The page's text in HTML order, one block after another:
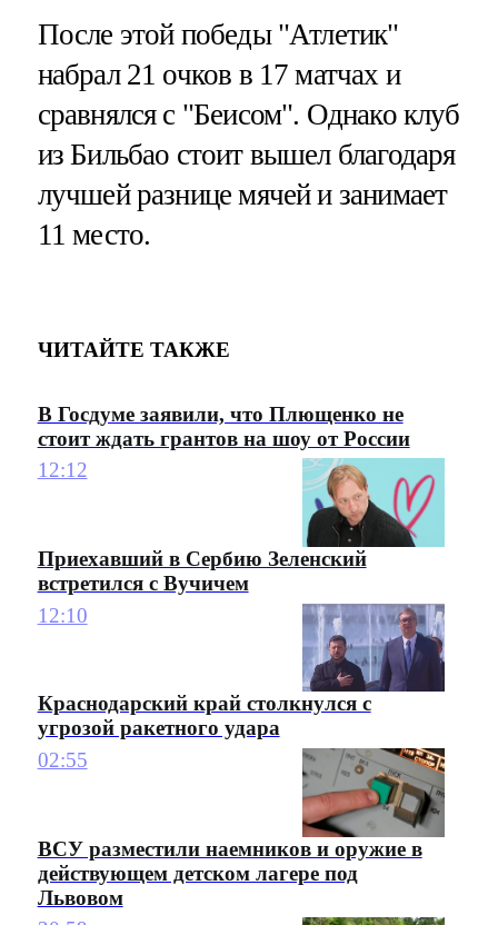
После этой победы "Атлетик"
набрал 21 очков в 17 матчах и
сравнялся с "Беисом". Однако клуб
из Бильбао стоит вышел благодаря
лучшей разнице мячей и занимает
11 место.
ЧИТАЙТЕ ТАКЖЕ
В Госдуме заявили, что Плющенко не
стоит ждать грантов на шоу от России
12:12
Приехавший в Сербию Зеленский
встретился с Вучичем
12:10
Краснодарский край столкнулся с
угрозой ракетного удара
02:55
ВСУ разместили наемников и оружие в
действующем детском лагере под
Львовом